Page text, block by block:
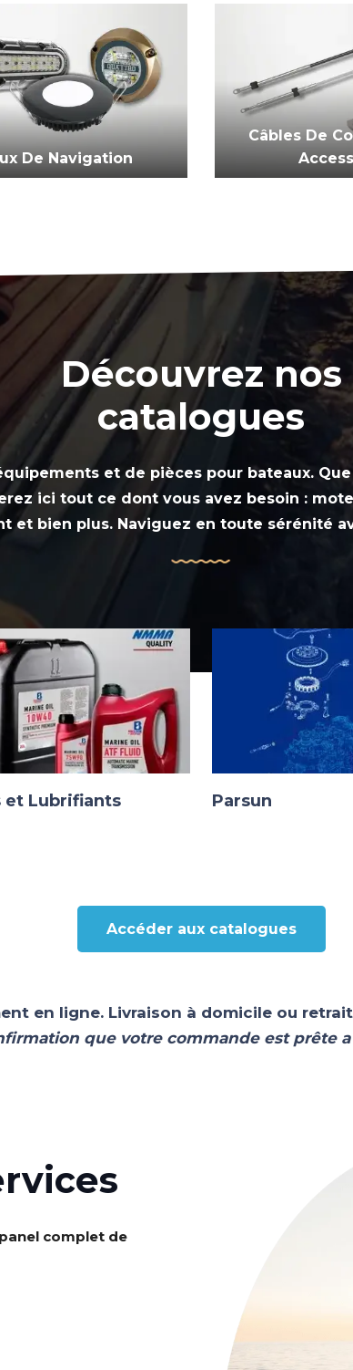
De Navigation
Câbles De
Découvrez nos
catalogues
et de pièces pour bateaux.
ici tout ce dont vous avez besoin :
et bien plus. Naviguez en toute sérénité
et Lubrifiants Parsun
Accéder aux catalogues
en ligne. Livraison à domicile ou
que votre commande est prête
complet de